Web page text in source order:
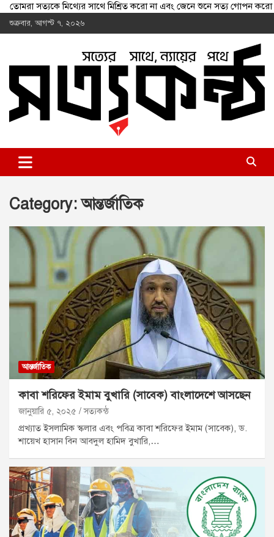
তোমরা সত্যকে মিথ্যের সাথে মিশ্রিত করো না এবং জেনে শুনে সত্য গোপন
Skip
to
শুক্রবার, আগস্ট ৭, ২০২৬
shottokontho.com
Category:আন্তর্জাতিক
আন্তর্জাতিক
কাবা শরিফের ইমাম বুখারি (সাবেক) বাংলাদেশে আসছেন
জানুয়ারি ৫, ২০২৫ সত্যকন্ঠ
প্রখ্যাত ইসলামিক স্কলার এবং পবিত্র কাবা শরিফের ইমাম (সাবেক), ড.
শায়েখ হাসান বিন আবদুল হামিদ বুখারি,…